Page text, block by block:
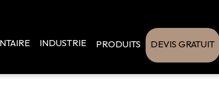
INDUSTRIE PRODUITS DEVIS GRATUIT